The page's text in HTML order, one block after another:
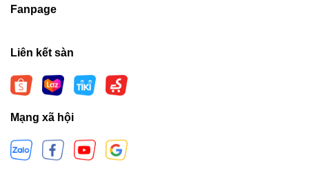
Fanpage
Liên kết sàn
Mạng xã hội